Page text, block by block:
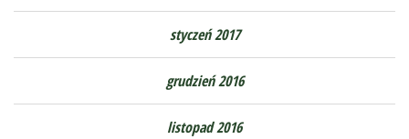
styczeń 2017
grudzień 2016
listopad 2016